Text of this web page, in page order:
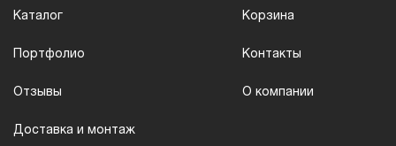
Каталог Корзина
Портфолио Контакты
Отзывы О компании
Доставка и монтаж